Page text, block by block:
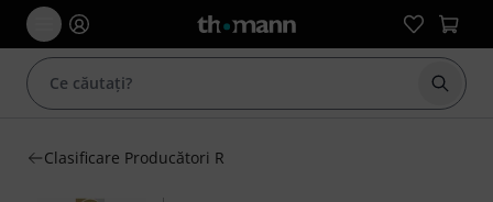
Clasificare Producători R